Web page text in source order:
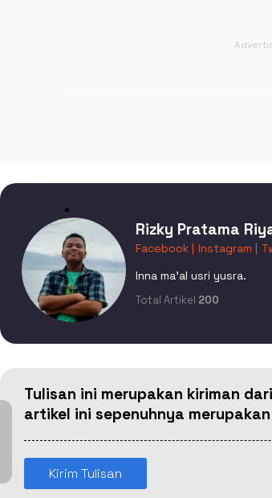
Rizky Pratama
Facebook | Instagram |
Inna ma'al usri yusra.
Total Artikel 200
Tulisan ini merupakan kiriman
artikel ini sepenuhnya
Kirim Tulisan